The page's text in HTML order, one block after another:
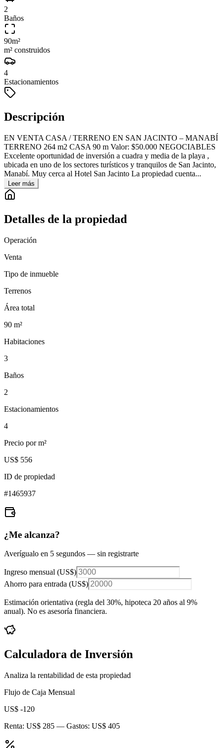
2
Baños
90m²
m² construidos
4
Estacionamientos
Descripción
EN VENTA CASA / TERRENO EN SAN JACINTO – MANABÍ
TERRENO 264 m2 CASA 90 m Valor: $50.000 NEGOCIABLES
Excelente oportunidad de inversión a cuadra y media de la playa ,
ubicada en uno de los sectores turísticos y tranquilos de San Jacinto,
Manabí. Muy cerca al Hotel San Jacinto La propiedad cuenta...
Leer más
Detalles de la propiedad
Operación
Venta
Tipo de inmueble
Terrenos
Área total
90 m²
Habitaciones
3
Baños
2
Estacionamientos
4
Precio por m²
US$ 556
ID de propiedad
#1465937
¿Me alcanza?
Averígualo en 5 segundos — sin registrarte
Ingreso mensual (US$)
Ahorro para entrada (US$)
Estimación orientativa (regla del 30%, hipoteca 20 años al 9%
anual). No es asesoría financiera.
Calculadora de Inversión
Analiza la rentabilidad de esta propiedad
Flujo de Caja Mensual
US$ -120
Renta: US$ 285 — Gastos: US$ 405